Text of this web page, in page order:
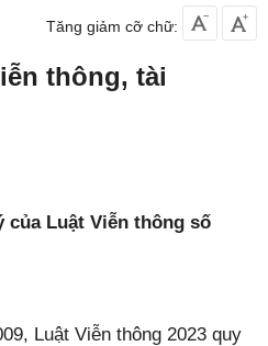
Tăng giảm cỡ chữ:
thông, tài
Luật Viễn thông số
Luật Viễn thông 2023 quy